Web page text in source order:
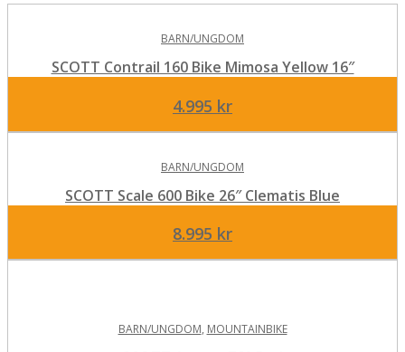
BARN/UNGDOM
SCOTT Contrail 160 Bike Mimosa Yellow 16″
4.995 kr
BARN/UNGDOM
SCOTT Scale 600 Bike 26″ Clematis Blue
8.995 kr
BARN/UNGDOM, MOUNTAINBIKE